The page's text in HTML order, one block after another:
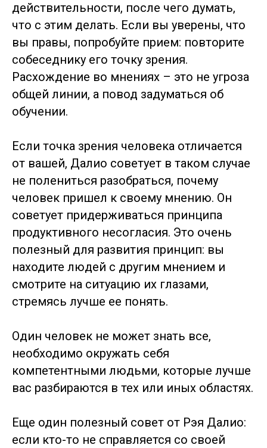
действительности, после чего думать,
что с этим делать. Если вы уверены, что
вы правы, попробуйте прием: повторите
собеседнику его точку зрения.
Расхождение во мнениях – это не угроза
общей линии, а повод задуматься об
обучении.
Если точка зрения человека отличается
от вашей, Далио советует в таком случае
не полениться разобраться, почему
человек пришел к своему мнению. Он
советует придерживаться принципа
продуктивного несогласия. Это очень
полезный для развития принцип: вы
находите людей с другим мнением и
смотрите на ситуацию их глазами,
стремясь лучше ее понять.
Один человек не может знать все,
необходимо окружать себя
компетентными людьми, которые лучше
вас разбираются в тех или иных областях.
Еще один полезный совет от Рэя Далио:
если кто-то не справляется со своей